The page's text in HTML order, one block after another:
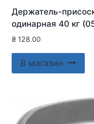
Держатель-
одинарная 40 кг
₴ 128.00
В магазин